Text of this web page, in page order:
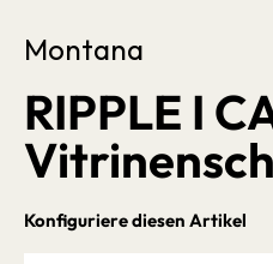
Montana
RIPPLE I
Konfiguriere diesen Artikel